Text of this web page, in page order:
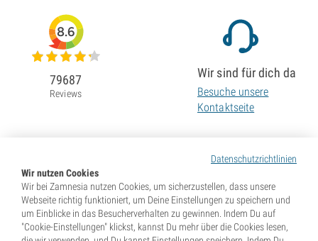
Datenschutzrichtlinien
Wir nutzen Cookies
Wir bei Zamnesia nutzen Cookies, um sicherzustellen, dass unsere
Webseite richtig funktioniert, um Deine Einstellungen zu speichern und
um Einblicke in das Besucherverhalten zu gewinnen. Indem Du auf
"Cookie-Einstellungen" klickst, kannst Du mehr über die Cookies lesen,
8.6
79687
Reviews
Wir sind für dich da
Besuche unsere
Kontaktseite